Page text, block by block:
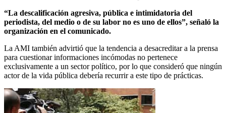
“La descalificación agresiva, pública e intimidatoria del
periodista, del medio o de su labor no es uno de ellos”, señaló la
organización en el comunicado.
La AMI también advirtió que la tendencia a desacreditar a la prensa
para cuestionar informaciones incómodas no pertenece
exclusivamente a un sector político, por lo que consideró que ningún
actor de la vida pública debería recurrir a este tipo de prácticas.